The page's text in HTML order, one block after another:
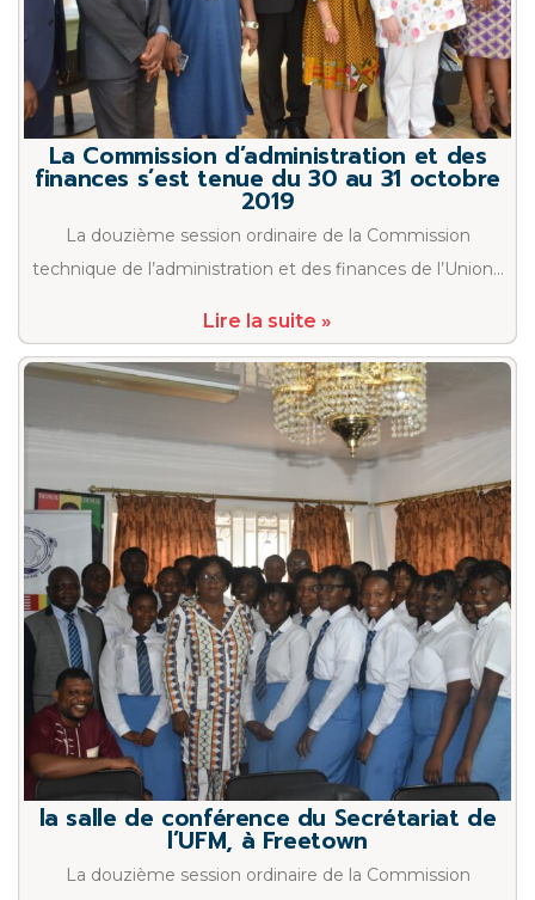
La Commission d’administration et des
finances s’est tenue du 30 au 31 octobre
2019
La douzième session ordinaire de la Commission
technique de l’administration et des finances de l’Union…
Lire la suite »
la salle de conférence du Secrétariat de
l’UFM, à Freetown
La douzième session ordinaire de la Commission